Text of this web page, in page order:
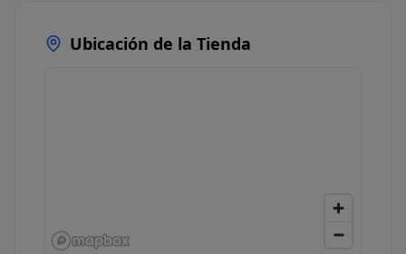
Ubicación de la Tienda